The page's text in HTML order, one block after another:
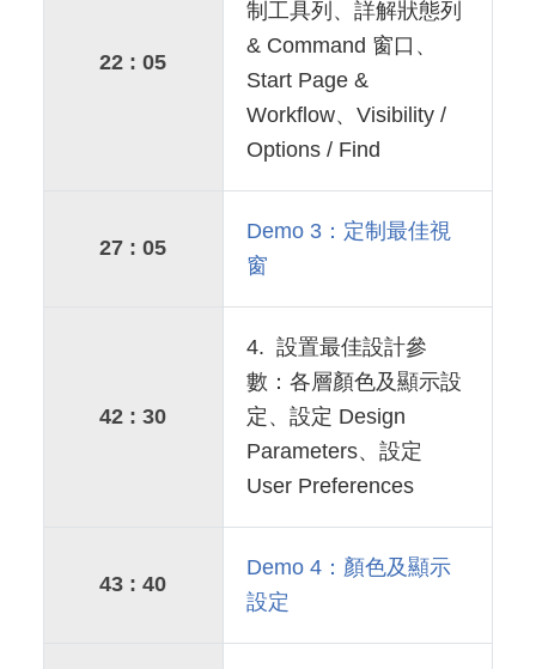
22 : 05
制工具列、詳解狀態列
& Command 窗口、
Start Page &
Workflow、Visibility /
Options / Find
27 : 05
Demo 3：定制最佳視
窗
42 : 30
4. 設置最佳設計參
數：各層顏色及顯示設
定、設定 Design
Parameters、設定
User Preferences
43 : 40
Demo 4：顏色及顯示
設定